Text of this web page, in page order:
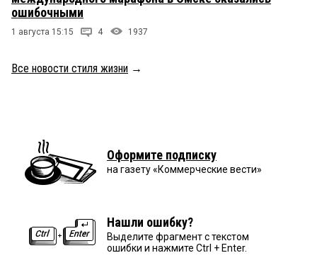
ошибочными
1 августа 15:15 4 1937
Все новости стиля жизни →
Оформите подписку
на газету «Коммерческие вести»
Нашли ошибку?
Выделите фрагмент с текстом
ошибки и нажмите Ctrl + Enter.